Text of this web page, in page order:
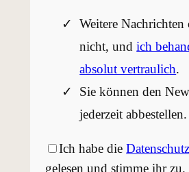
Weitere Nachrichten
nicht, undich
absolut vertraulich.
Sie können den
jederzeit abbestellen.
Ich habe die
gelesen und stimme ihr zu.